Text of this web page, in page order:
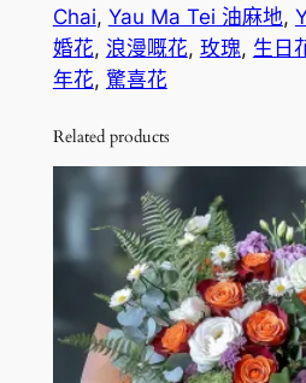
Chai, Yau Ma Tei 油麻地,
婚花, 浪漫嘅花, 玫瑰, 生日
年花, 驚喜花
Related products